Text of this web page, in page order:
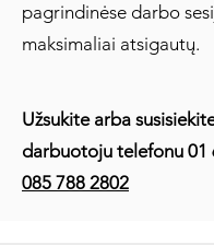
pagrindinėse darbo
maksimaliai atsigautų.
Užsukite arba
darbuotoju telefonu 01
085 788 2802